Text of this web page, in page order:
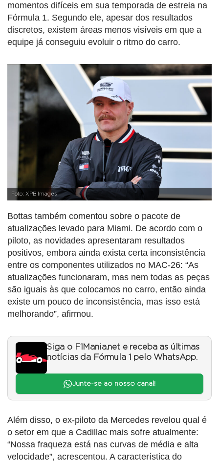
momentos difíceis em sua temporada de estreia na
Fórmula 1. Segundo ele, apesar dos resultados
discretos, existem áreas menos visíveis em que a
equipe já conseguiu evoluir o ritmo do carro.
Foto: XPB Images
Bottas também comentou sobre o pacote de
atualizações levado para Miami. De acordo com o
piloto, as novidades apresentaram resultados
positivos, embora ainda exista certa inconsistência
entre os componentes utilizados no MAC-26: “As
atualizações funcionaram, mas nem todas as peças
são iguais às que colocamos no carro, então ainda
existe um pouco de inconsistência, mas isso está
melhorando”, afirmou.
Siga o F1Mania.net e receba as últimas
notícias da Fórmula 1 pelo WhatsApp.
Junte-se ao nosso canal!
Além disso, o ex-piloto da Mercedes revelou qual é
o setor em que a Cadillac mais sofre atualmente:
“Nossa fraqueza está nas curvas de média e alta
velocidade”, acrescentou. A característica do